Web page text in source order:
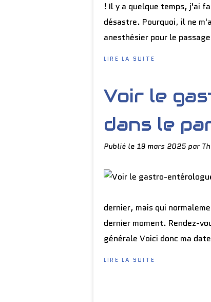
! Il y a quelque temps, j'ai
désastre. Pourquoi, il ne
anesthésier pour le
LIRE LA SUITE
Voir le
dans le
Publié le 19 mars 2025 par
dernier, mais qui
dernier moment. Rendez-
générale Voici donc ma
LIRE LA SUITE